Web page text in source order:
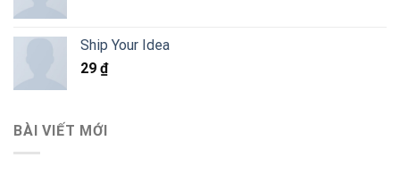
Ship Your Idea
29 ₫
BÀI VIẾT MỚI